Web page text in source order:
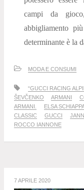
campi da
abbigliamento
determinante è la
MODA E CONSUMI
“GUCCI RACING
ŠEVČENKO
ARMANI
ARMANI.
ELSA
CLASSIC
GUCCI
ROCCO IANNONE
7 APRILE 2020